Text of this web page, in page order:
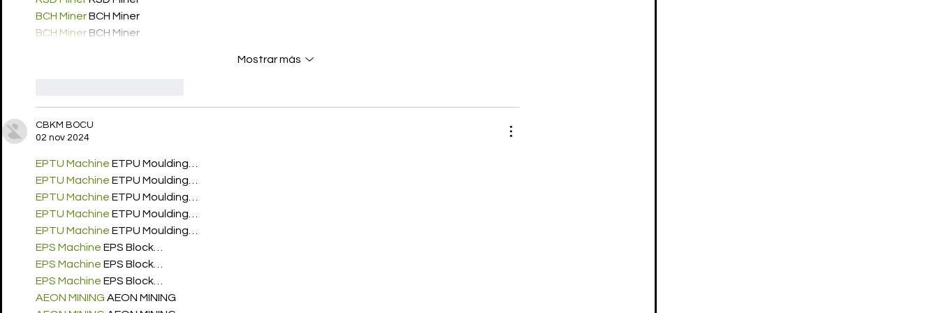
BCH Miner BCH Miner
BCH Miner BCH Miner
Mostrar más
CBKM BOCU
02 nov 2024
EPTU Machine ETPU Moulding…
EPTU Machine ETPU Moulding…
EPTU Machine ETPU Moulding…
EPTU Machine ETPU Moulding…
EPTU Machine ETPU Moulding…
EPS Machine EPS Block…
EPS Machine EPS Block…
EPS Machine EPS Block…
AEON MINING AEON MINING